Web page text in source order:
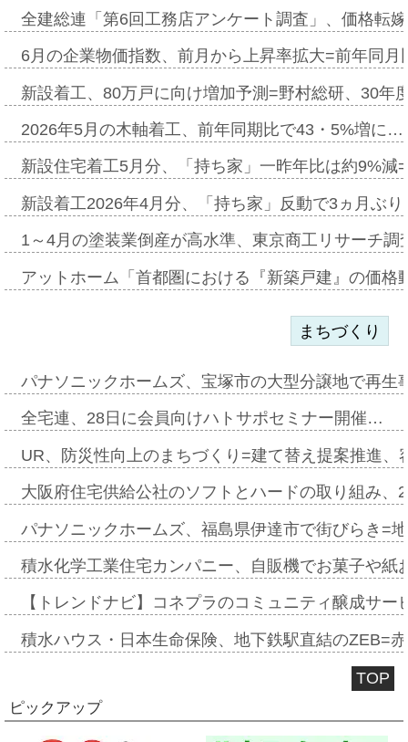
全建総連「第6回工務店アンケート調査」、価格転
6月の企業物価指数、前月から上昇率拡大=前年同
新設着工、80万戸に向け増加予測=野村総研、30年
2026年5月の木軸着工、前年同期比で43・5%増に…
新設住宅着工5月分、「持ち家」一昨年比は約9%
新設着工2026年4月分、「持ち家」反動で3ヵ月ぶ
1～4月の塗装業倒産が高水準、東京商工リサーチ
アットホーム「首都圏における『新築戸建』の価
まちづくり
パナソニックホームズ、宝塚市の大型分譲地で再
全宅連、28日に会員向けハトサポセミナー開催…
UR、防災性向上のまちづくり=建て替え提案推進
大阪府住宅供給公社のソフトとハードの取り組み
パナソニックホームズ、福島県伊達市で街びらき=
積水化学工業住宅カンパニー、自販機でお菓子や
【トレンドナビ】コネプラのコミュニティ醸成サ
積水ハウス・日本生命保険、地下鉄駅直結のZEB=
TOP
ピックアップ